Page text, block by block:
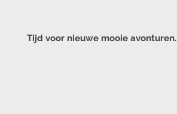
Tijd voor nieuwe mooie avonturen.